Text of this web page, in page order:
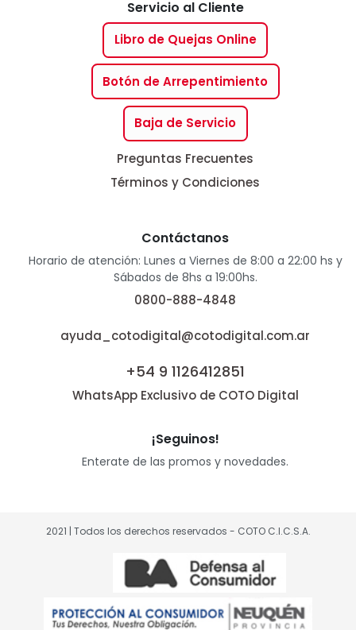
Servicio al Cliente
Libro de Quejas Online
Botón de Arrepentimiento
Baja de Servicio
Preguntas Frecuentes
Términos y Condiciones
Contáctanos
Horario de atención: Lunes a Viernes de 8:00 a 22:00 hs y
Sábados de 8hs a 19:00hs.
0800-888-4848
ayuda_cotodigital@cotodigital.com.ar
+54 9 1126412851
WhatsApp Exclusivo de COTO Digital
¡Seguinos!
Enterate de las promos y novedades.
2021 | Todos los derechos reservados - COTO C.I.C.S.A.